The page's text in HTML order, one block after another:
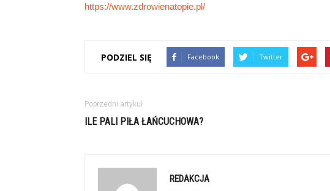
https://www.zdrowienatopie.pl/
PODZIEL SIĘ Facebook Twitter
Poprzedni artykuł
ILE PALI PIŁA ŁAŃCUCHOWA?
REDAKCJA